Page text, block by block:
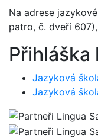
Na adrese
patro, č. dveří
Přihláška
Jazyková
Jazyková